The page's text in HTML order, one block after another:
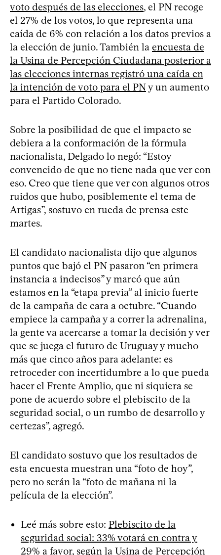
voto después de las elecciones, el PN recoge
el 27% de los votos, lo que representa una
caída de 6% con relación a los datos previos a
la elección de junio. También la encuesta de
la Usina de Percepción Ciudadana posterior a
las elecciones internas registró una caída en
la intención de voto para el PNy un aumento
para el Partido Colorado.
Sobre la posibilidad de que el impacto se
debiera a la conformación de la fórmula
nacionalista, Delgado lo negó: “Estoy
convencido de que no tiene nada que ver con
eso. Creo que tiene que ver con algunos otros
ruidos que hubo, posiblemente el tema de
Artigas”, sostuvo en rueda de prensa este
martes.
El candidato nacionalista dijo que algunos
puntos que bajó el PN pasaron “en primera
instancia a indecisos” y marcó que aún
estamos en la “etapa previa” al inicio fuerte
de la campaña de cara a octubre. “Cuando
empiece la campaña y a correr la adrenalina,
la gente va acercarse a tomar la decisión y ver
que se juega el futuro de Uruguay y mucho
más que cinco años para adelante: es
retroceder con incertidumbre a lo que pueda
hacer el Frente Amplio, que ni siquiera se
pone de acuerdo sobre el plebiscito de la
seguridad social, o un rumbo de desarrollo y
certezas”, agregó.
El candidato sostuvo que los resultados de
esta encuesta muestran una “foto de hoy”,
pero no serán la “foto de mañana ni la
película de la elección”.
Leé más sobre esto: Plebiscito de la
seguridad social: 33% votará en contra y
29% a favor, según la Usina de Percepción